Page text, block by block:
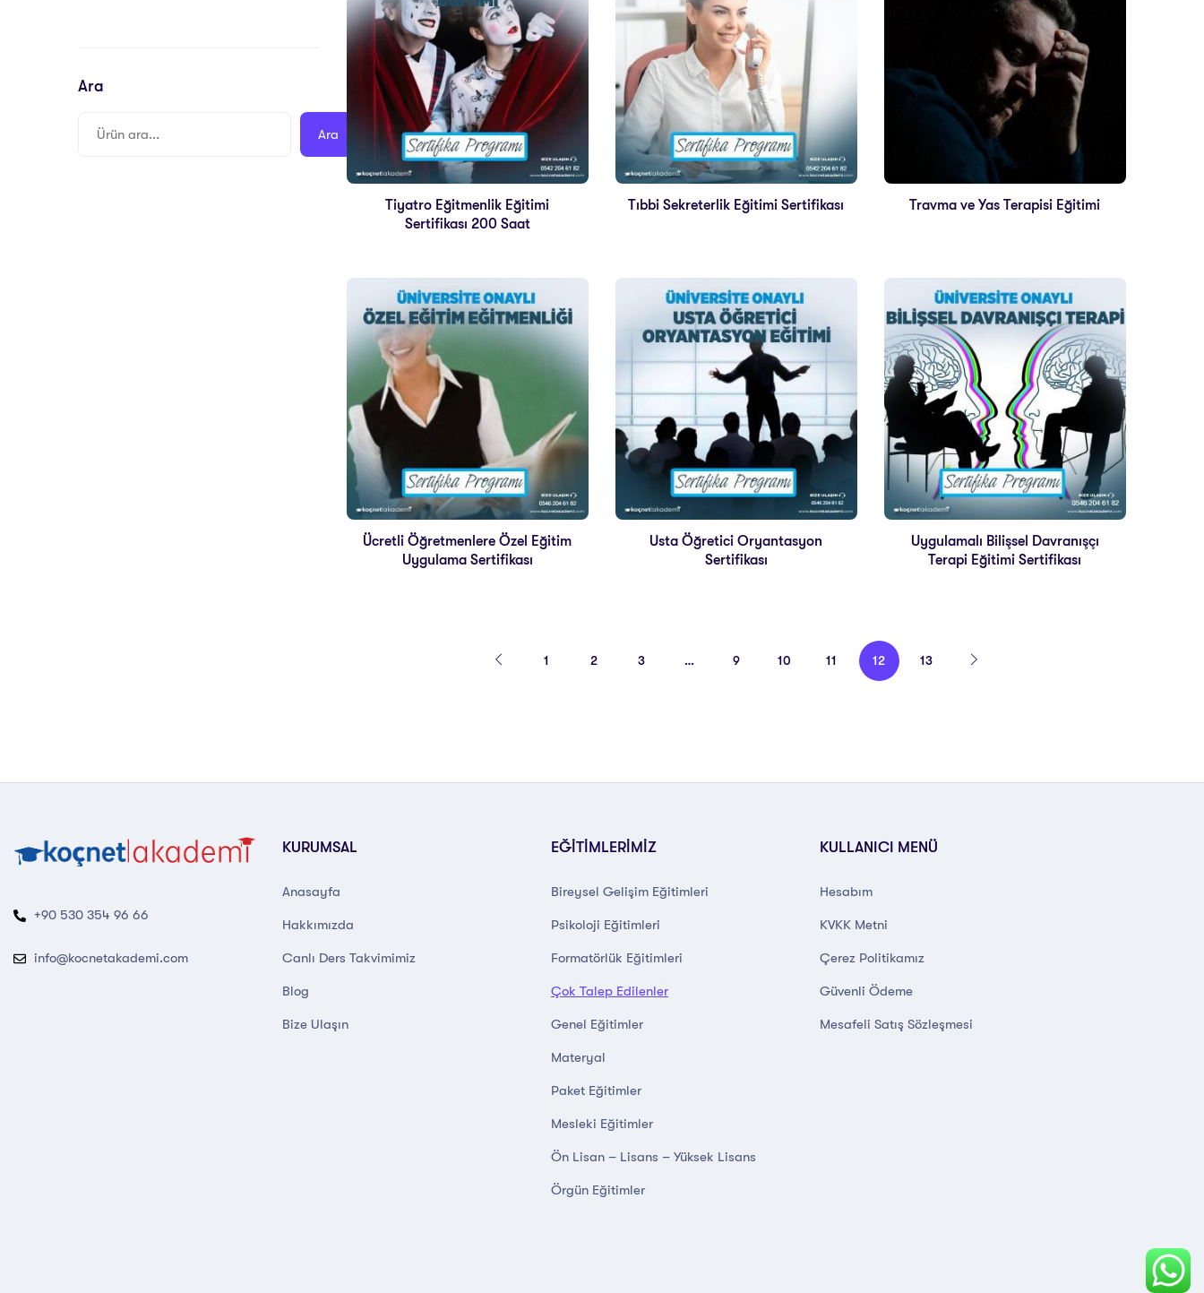
Ara
Ara
Tiyatro Eğitmenlik Eğitimi
Sertifikası 200 Saat
Tıbbi Sekreterlik Eğitimi Sertifikası Travma ve Yas Terapisi Eğitimi
Ücretli Öğretmenlere Özel Eğitim
Uygulama Sertifikası
Usta Öğretici Oryantasyon
Sertifikası
Uygulamalı Bilişsel Davranışçı
Terapi Eğitimi Sertifikası
1 2 3 … 9 10 11 12 13
+90 530 354 96 66
info@kocnetakademi.com
KURUMSAL
Anasayfa
Hakkımızda
Canlı Ders Takvimimiz
Blog
Bize Ulaşın
EĞİTİMLERİMİZ
Bireysel Gelişim Eğitimleri
Psikoloji Eğitimleri
Formatörlük Eğitimleri
Çok Talep Edilenler
Genel Eğitimler
Materyal
Paket Eğitimler
Mesleki Eğitimler
Ön Lisan – Lisans – Yüksek Lisans
Örgün Eğitimler
KULLANICI MENÜ
Hesabım
KVKK Metni
Çerez Politikamız
Güvenli Ödeme
Mesafeli Satış Sözleşmesi